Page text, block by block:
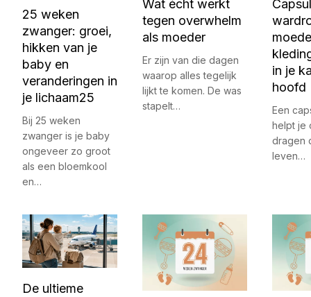
25 weken
zwanger: groei,
hikken van je
baby en
veranderingen in
je lichaam25
Bij 25 weken
zwanger is je baby
ongeveer zo groot
als een bloemkool
en…
Wat écht werkt
tegen overwhelm
als moeder
Er zijn van die dagen
waarop alles tegelijk
lijkt te komen. De was
stapelt…
in je
hoofd
Een
helpt je
dragen
leven…
De ultieme